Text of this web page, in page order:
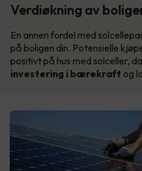
Verdiøkning av
En annen fordel med
på boligen din. Potensielle
positivt på hus med solceller,
investering i bærekraft og